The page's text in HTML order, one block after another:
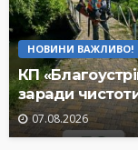
НОВИНИ ВАЖЛИВО!
КП
заради
07.08.2026